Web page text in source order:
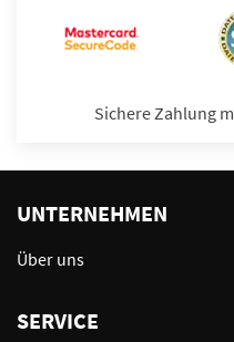
Sichere Zahlung
UNTERNEHMEN
Über uns
SERVICE